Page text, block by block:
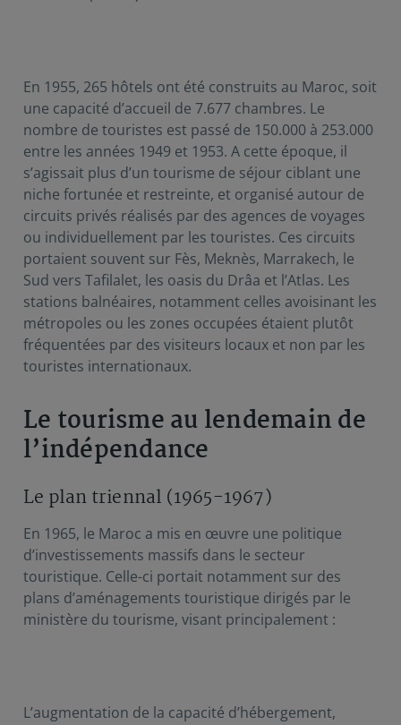
En 1955, 265 hôtels ont été construits au Maroc, soit
une capacité d’accueil de 7.677 chambres. Le
nombre de touristes est passé de 150.000 à 253.000
entre les années 1949 et 1953. A cette époque, il
s’agissait plus d’un tourisme de séjour ciblant une
niche fortunée et restreinte, et organisé autour de
circuits privés réalisés par des agences de voyages
ou individuellement par les touristes. Ces circuits
portaient souvent sur Fès, Meknès, Marrakech, le
Sud vers Tafilalet, les oasis du Drâa et l’Atlas. Les
stations balnéaires, notamment celles avoisinant les
métropoles ou les zones occupées étaient plutôt
fréquentées par des visiteurs locaux et non par les
touristes internationaux.
Le tourisme au lendemain de
l’indépendance
Le plan triennal (1965-1967)
En 1965, le Maroc a mis en œuvre une politique
d’investissements massifs dans le secteur
touristique. Celle-ci portait notamment sur des
plans d’aménagements touristique dirigés par le
ministère du tourisme, visant principalement :
L’augmentation de la capacité d’hébergement,